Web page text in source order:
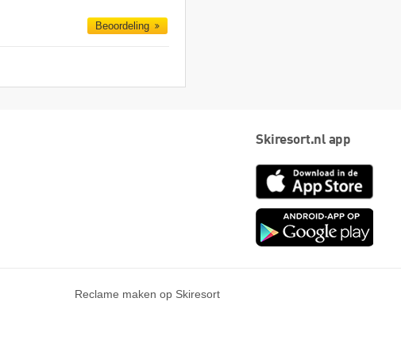
Beoordeling
Skiresort.nl app
App
Reclame maken op Skiresort